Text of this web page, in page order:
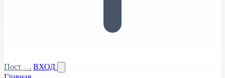
Пост
ВХОД